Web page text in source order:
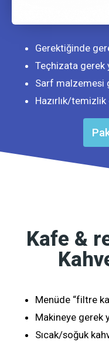
Gerektiğinde
Teçhizata gerek
Sarf malzemesi
Hazırlık/
Kafe &
Menüde “filtre
Makineye gerek
Sıcak/soğuk